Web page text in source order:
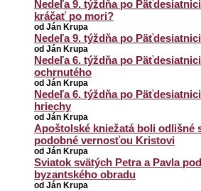
Nedeľa 9. týždňa po
kráčať po mori?
od Ján Krupa
Nedeľa 9. týždňa po
od Ján Krupa
Nedeľa 6. týždňa po
ochrnutého
od Ján Krupa
Nedeľa 6. týždňa po
hriechy
od Ján Krupa
Apoštolské kniežatá boli odlišné
podobné vernosťou Kristovi
od Ján Krupa
Sviatok svätých Petra a Pavla
byzantského obradu
od Ján Krupa